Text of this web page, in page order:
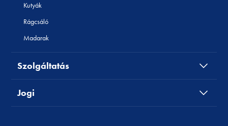
Kutyák
Rágcsáló
Madarak
Szolgáltatás
Jogi